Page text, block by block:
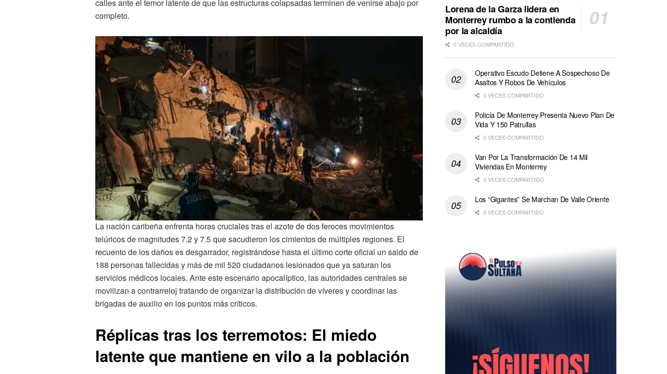
calles ante el temor latente de que las estructuras colapsadas terminen de venirse abajo por
completo.
La nación caribeña enfrenta horas cruciales tras el azote de dos feroces movimientos
telúricos de magnitudes 7.2 y 7.5 que sacudieron los cimientos de múltiples regiones. El
recuento de los daños es desgarrador, registrándose hasta el último corte oficial un saldo de
188 personas fallecidas y más de mil 520 ciudadanos lesionados que ya saturan los
servicios médicos locales. Ante este escenario apocalíptico, las autoridades centrales se
movilizan a contrarreloj tratando de organizar la distribución de víveres y coordinar las
brigadas de auxilio en los puntos más críticos.
Réplicas tras los terremotos: El miedo
latente que mantiene en vilo a la población
Lorena de la Garza lidera en
Monterrey rumbo a la contienda
por la alcaldía
0 VECES COMPARTIDO
Operativo Escudo Detiene A Sospechoso De
Asaltos Y Robos De Vehículos
0 VECES COMPARTIDO
Policía De Monterrey Presenta Nuevo Plan De
Vida Y 150 Patrullas
0 VECES COMPARTIDO
Van Por La Transformación De 14 Mil
Viviendas En Monterrey
0 VECES COMPARTIDO
Los “Gigantes” Se Marchan De Valle Oriente
0 VECES COMPARTIDO